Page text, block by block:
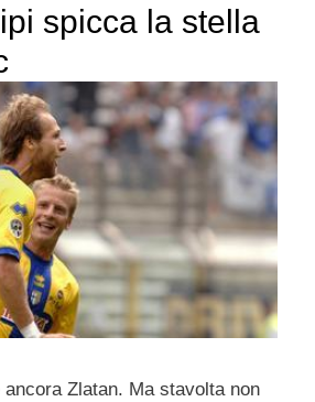
spicca la stella
ancora Zlatan. Ma stavolta non